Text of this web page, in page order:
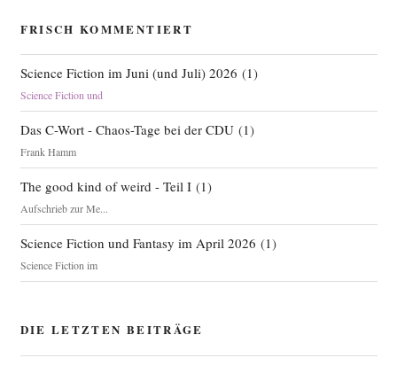
FRISCH KOMMENTIERT
Science Fiction im Juni (und Juli) 2026 (1)
Science Fiction und
Das C-Wort - Chaos-Tage bei der CDU(1)
Frank Hamm
The good kind of weird - Teil I(1)
Aufschrieb zur Me...
Science Fiction und Fantasy im April 2026 (1)
Science Fiction im
DIE LETZTEN BEITRÄGE